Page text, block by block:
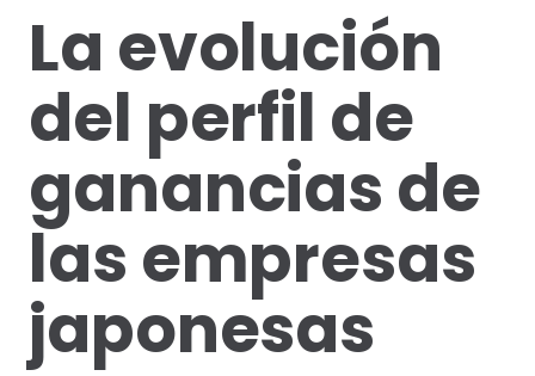
La evolución
del perfil de
ganancias de
las empresas
japonesas